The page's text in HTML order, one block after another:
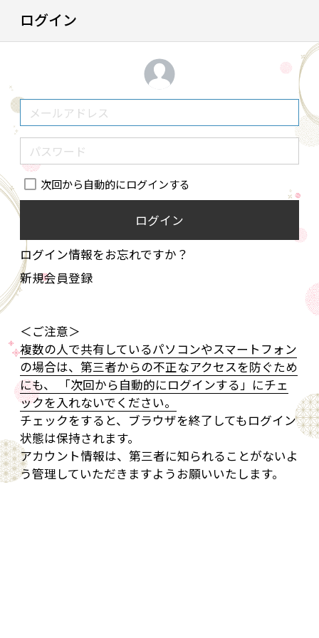
ログイン
次回から自動的にログインする
ログイン
ログイン情報をお忘れですか？
新規会員登録
＜ご注意＞
複数の人で共有しているパソコンやスマートフォン
の場合は、第三者からの不正なアクセスを防ぐため
にも、 「次回から自動的にログインする」にチェ
ックを入れないでください。
チェックをすると、ブラウザを終了してもログイン
状態は保持されます。
アカウント情報は、第三者に知られることがないよ
う管理していただきますようお願いいたします。